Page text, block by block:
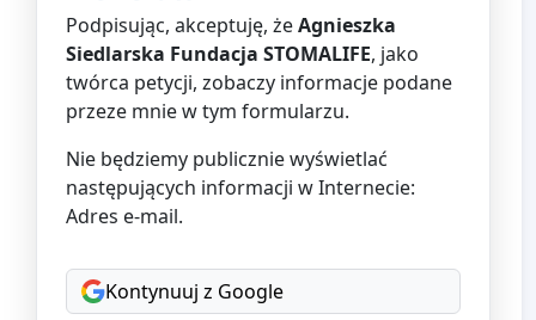
Podpisując, akceptuję, żeAgnieszka
Siedlarska Fundacja STOMALIFE, jako
twórca petycji, zobaczy informacje podane
przeze mnie w tym formularzu.
Nie będziemy publicznie wyświetlać
następujących informacji w Internecie:
Adres e-mail.
Kontynuuj z Google